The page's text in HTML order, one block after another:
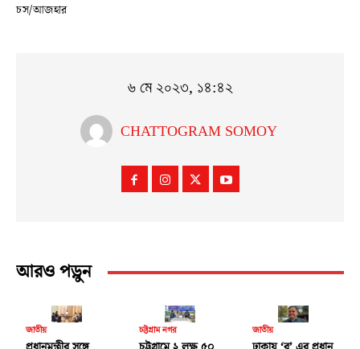
চস/আজহার
৬ মে ২০২৩, ১৪:৪২
CHATTOGRAM SOMOY
আরও পড়ুন
জাতীয় চট্টগ্রাম নগর জাতীয়